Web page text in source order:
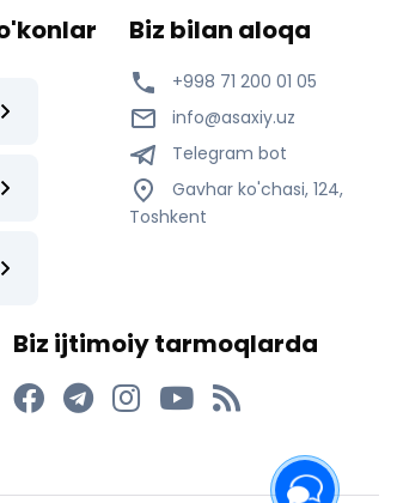
Biz bilan aloqa
+998 71 200 01 05
info@asaxiy.uz
Telegram bot
Gavhar ko'chasi, 124,
Toshkent
Biz ijtimoiy tarmoqlarda